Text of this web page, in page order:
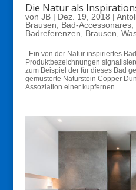
Die Natur als
von JB| Dez. 19, 2018 |
Brausen
Bad-Accessonares,
Badreferenzen
Brausen
Ein von der Natur inspiriertes
Produktbezeichnungen
zum Beispiel der für dieses Bad
gemusterte Naturstein Copper
Assoziation einer kupfernen...